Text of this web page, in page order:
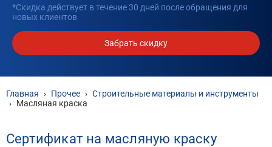
*Скидка действует в течение 30 дней после обращения для
новых клиентов
Забрать скидку
Главная › Прочее › Строительные материалы и инструменты
› Масляная краска
Сертификат на масляную краску